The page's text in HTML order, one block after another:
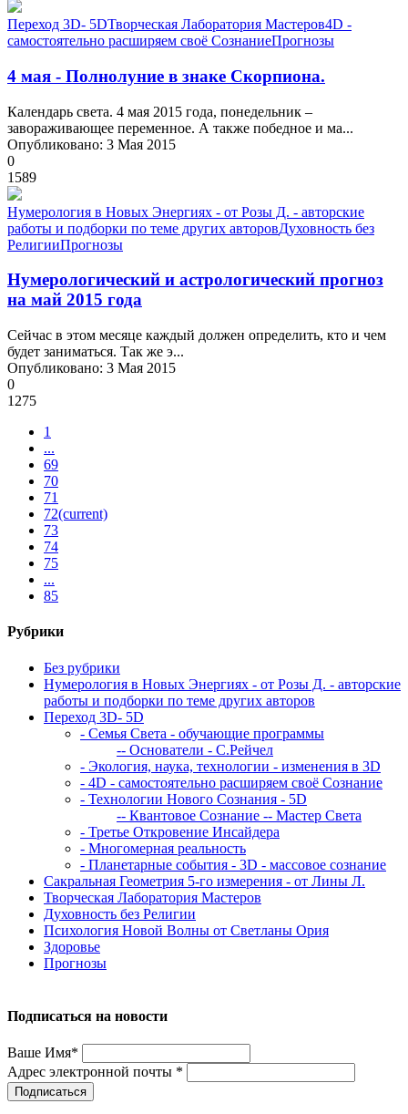
Переход 3D- 5DТворческая Лаборатория Мастеров4D -
самостоятельно расширяем своё СознаниеПрогнозы
4 мая - Полнолуние в знаке Скорпиона.
Календарь света. 4 мая 2015 года, понедельник –
завораживающее переменное. А также победное и ма...
Опубликовано: 3 Мая 2015
0
1589
Нумерология в Новых Энергиях - от Розы Д. - авторские
работы и подборки по теме других авторовДуховность без
РелигииПрогнозы
Нумерологический и астрологический прогноз
на май 2015 года
Сейчас в этом месяце каждый должен определить, кто и чем
будет заниматься. Так же э...
Опубликовано: 3 Мая 2015
0
1275
1
...
69
70
71
72(current)
73
74
75
...
85
Рубрики
Без рубрики
Нумерология в Новых Энергиях - от Розы Д. - авторские
работы и подборки по теме других авторов
Переход 3D- 5D
- Семья Света - обучающие программы
-- Основатели - С.Рейчел
- Экология, наука, технологии - изменения в 3D
- 4D - самостоятельно расширяем своё Сознание
- Технологии Нового Сознания - 5D
-- Квантовое Сознание -- Мастер Света
- Третье Откровение Инсайдера
- Многомерная реальность
- Планетарные события - 3D - массовое сознание
Сакральная Геометрия 5-го измерения - от Лины Л.
Творческая Лаборатория Мастеров
Духовность без Религии
Психология Новой Волны от Светланы Ория
Здоровье
Прогнозы
Подписаться на новости
Ваше Имя*
Адрес электронной почты *
Подписаться